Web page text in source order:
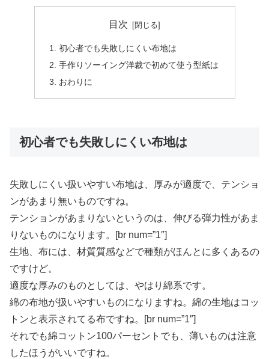
目次
初心者でも失敗しにくい布地は
手作りソーイング洋裁で初めて使う型紙は
おわりに
初心者でも失敗しにくい布地は
失敗しにくい扱いやすい布地は、厚みが適度で、テンショ
ンがあまり無いものですね。
テンションがあまりないというのは、伸びる弾力性があま
りないものになります。[br num=”1″]
生地、布には、材質質感などで種類がほんとに多くあるの
ですけど。
適度な厚みのものとしては、やはり綿系です。
綿の布地が扱いやすいものになりますね。綿の生地はコッ
トンと表示されてる布ですね。[br num=”1″]
それでも綿コットン100パーセントでも、薄いものは注意
したほうがいいですね。